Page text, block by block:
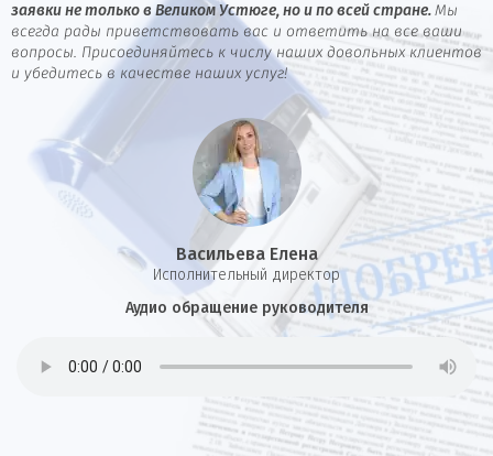
заявки не только в Великом Устюге, но и по всей стране. Мы
всегда рады приветствовать вас и ответить на все ваши
вопросы. Присоединяйтесь к числу наших довольных клиентов
и убедитесь в качестве наших услуг!
Васильева Елена
И сполнительный директор
Аудио обращение руководителя